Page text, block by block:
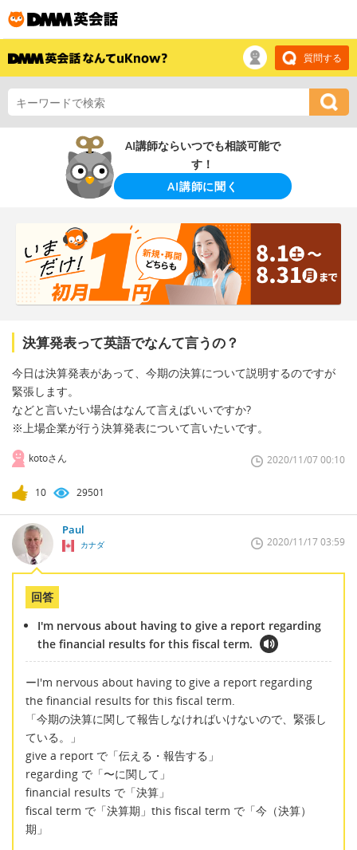
質問する
AI講師ならいつでも相談可能で
す！
AI講師に聞く
決算発表って英語でなんて言うの？
今日は決算発表があって、今期の決算について説明するのですが
緊張します。
などと言いたい場合はなんて言えばいいですか?
※上場企業が行う決算発表について言いたいです。
kotoさん 2020/11/07 00:10
10 29501
Paul
カナダ 2020/11/17 03:59
回答
I'm nervous about having to give a report regarding
the financial results for this fiscal term.
ーI'm nervous about having to give a report regarding
the financial results for this fiscal term.
「今期の決算に関して報告しなければいけないので、緊張し
ている。」
give a report で「伝える・報告する」
regarding で「〜に関して」
financial results で「決算」
fiscal term で「決算期」this fiscal term で「今（決算）
期」